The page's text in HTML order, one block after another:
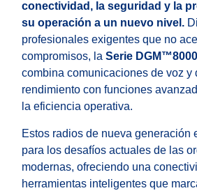
conectividad, la seguridad y la
su operación a un nuevo nivel.
profesionales exigentes que no
compromisos, laSerie
combina comunicaciones de voz y
rendimiento con funciones
la eficiencia operativa.
Estos radios de nueva generación
para los desafíos actuales de las
modernas, ofreciendo una
herramientas inteligentes que